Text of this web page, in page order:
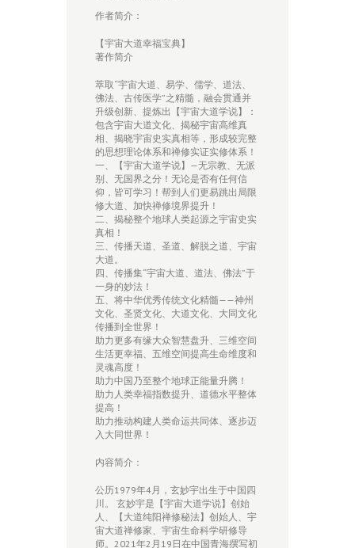
作者简介：
【宇宙大道幸福宝典】
著作简介
萃取“宇宙大道、易学、儒学、道法、
佛法、古传医学”之精髓，融会贯通并
升级创新、提炼出【宇宙大道学说】：
包含宇宙大道文化、揭秘宇宙高维真
相、揭晓宇宙史实真相等，形成较完整
的思想理论体系和禅修实证实修体系！
一、【宇宙大道学说】—无宗教、无派
别、无国界之分！无论是否有任何信
仰，皆可学习！帮到人们更易跳出局限
修大道、加快禅修境界提升！
二、揭秘整个地球人类起源之宇宙史实
真相！
三、传播天道、圣道、解脱之道、宇宙
大道。
四、传播集“宇宙大道、道法、佛法”于
一身的妙法！
五、将中华优秀传统文化精髓——神州
文化、圣贤文化、大道文化、大同文化
传播到全世界！
助力更多有缘大众智慧盘升、三维空间
生活更幸福、五维空间提高生命维度和
灵魂高度！
助力中国乃至整个地球正能量升腾！
助力人类幸福指数提升、道德水平整体
提高！
助力推动构建人类命运共同体、逐步迈
入大同世界！
内容简介：
公历1979年4月，玄妙宇出生于中国四
川。 玄妙宇是【宇宙大道学说】创始
人、【大道纯阳禅修秘法】创始人、宇
宙大道禅修家、宇宙生命科学研修导
师。2021年2月19日在中国青海撰写初